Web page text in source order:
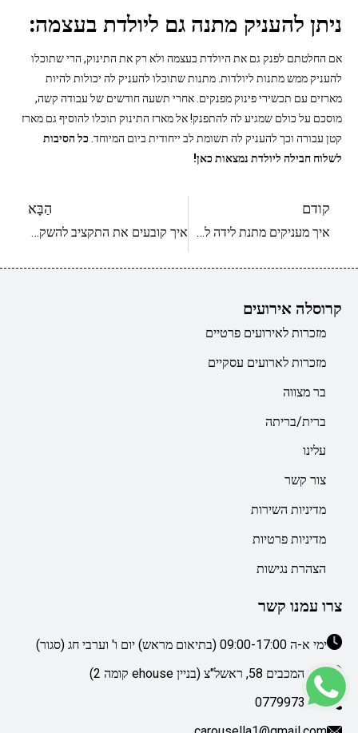
ניתן להעניק מתנה גם ליולדת בעצמה:
אם החלטתם לפנק גם את היולדת בעצמה ולא רק את התינוק, הרי שתוכלו
להעניק ממש מתנות ליולדות. מתנות שתוכלו להעניק לה יכולות להיות
מארזים עם תכשירי פינוק מפנקים. אחרי תשעה חודשים של עבודה קשה,
מוסכם על כולם שמגיע לה להתפנק! אל מארז התינוק תוכלו להוסיף גם מארז
קטן עבורה וכך להעניק לה תשומת לב ייחודית ביום המיוחד. כל הסיבות
לשלוח חבילה ליולדת נמצאות כאן!
קודם
איך מעניקים מתנת לידה לתאומים
הַבָּא
איך קובעים את התקציב להשקעה במתנה ליולדת
קרוסלה אירועים
מזכרות לאירועים פרטיים
מזכרות לארועים עסקיים
בר מצווה
ברית/בריתה
עלינו
צור קשר
מדיניות השירות
מדיניות פרטיות
הצהרת נגישות
צרו עמנו קשר
ימי א-ה 09:00-17:00 (בתיאום מראש) יום ו' וערבי חג (סגור)
דרך המכבים 58, ראשל"צ (בניין ehouse קומה 2)
0779973076